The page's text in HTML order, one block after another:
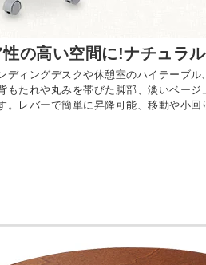
の高い空間に!ナチュラ
ディングデスクや休憩室のハイテーブ
もたれや丸みを帯びた脚部、淡いベー
。レバーで簡単に昇降可能、移動や小